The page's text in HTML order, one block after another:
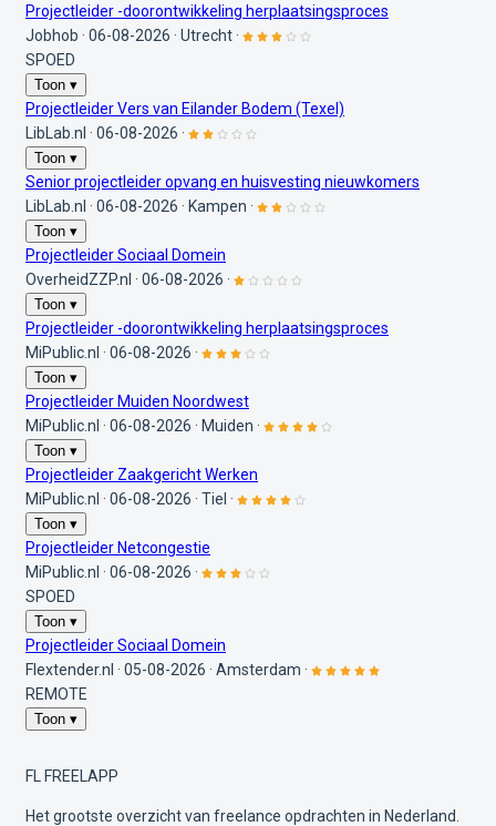
Projectleider -doorontwikkeling herplaatsingsproces
Jobhob · 06-08-2026 · Utrecht ·
SPOED
Toon ▾
Projectleider Vers van Eilander Bodem (Texel)
LibLab.nl · 06-08-2026 ·
Toon ▾
Senior projectleider opvang en huisvesting nieuwkomers
LibLab.nl · 06-08-2026 · Kampen ·
Toon ▾
Projectleider Sociaal Domein
OverheidZZP.nl · 06-08-2026 ·
Toon ▾
Projectleider -doorontwikkeling herplaatsingsproces
MiPublic.nl · 06-08-2026 ·
Toon ▾
Projectleider Muiden Noordwest
MiPublic.nl · 06-08-2026 · Muiden ·
Toon ▾
Projectleider Zaakgericht Werken
MiPublic.nl · 06-08-2026 · Tiel ·
Toon ▾
Projectleider Netcongestie
MiPublic.nl · 06-08-2026 ·
SPOED
Toon ▾
Projectleider Sociaal Domein
Flextender.nl · 05-08-2026 · Amsterdam ·
REMOTE
Toon ▾
FL FREELAPP
Het grootste overzicht van freelance opdrachten in Nederland.